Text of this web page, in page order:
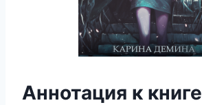
Аннотация к книге